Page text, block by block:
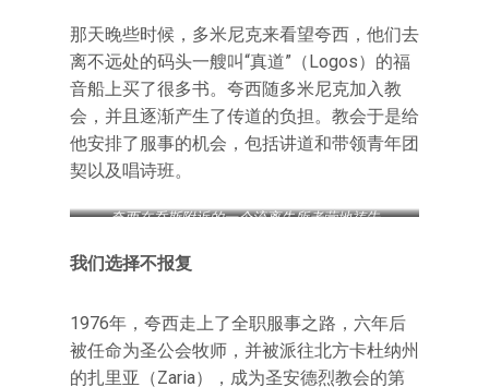
那天晚些时候，多米尼克来看望夸西，他们去
离不远处的码头一艘叫“真道”（Logos）的福
音船上买了很多书。夸西随多米尼克加入教
会，并且逐渐产生了传道的负担。教会于是给
他安排了服事的机会，包括讲道和带领青年团
契以及唱诗班。
夸西在乔斯附近的一个流离失所者营地祷告
我们选择不报复
1976年，夸西走上了全职服事之路，六年后
被任命为圣公会牧师，并被派往北方卡杜纳州
的扎里亚（Zaria），成为圣安德烈教会的第